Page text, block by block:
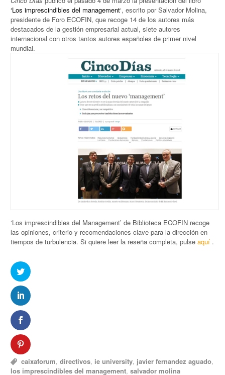
‘Los imprescindibles del management‘, escrito por Salvador Molina,
presidente de Foro ECOFIN, que recoge 14 de los autores más
destacados de la gestión empresarial actual, siete autores
internacional con otros tantos autores españoles de primer nivel
mundial.
‘Los imprescindibles del Management’ de Biblioteca ECOFIN recoge
las opiniones, criterio y recomendaciones clave para la dirección en
tiempos de turbulencia. Si quiere leer la reseña completa, pulse aquí .
caixaforum,directivos, ie university, javier fernandez aguado,
los imprescindibles del management,salvador molina